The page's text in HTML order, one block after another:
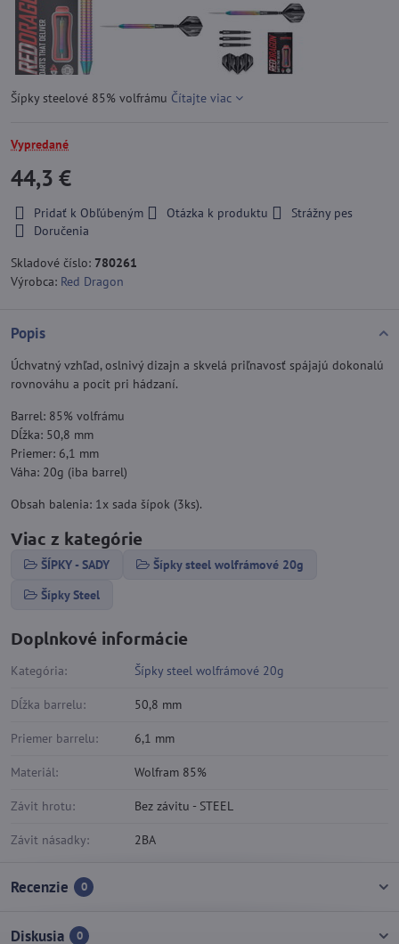
Šípky steelové 85% volfrámu Čítajte viac
Vypredané
44,3 €
Pridať k Obľúbeným Otázka k produktu
Strážny pes
Doručenia
Skladové číslo: 780261
Výrobca: Red Dragon
Popis
Úchvatný vzhľad, oslnivý dizajn a skvelá priľnavosť spájajú dokonalú
rovnováhu a pocit pri hádzaní.
Barrel: 85% volfrámu
Dĺžka: 50,8 mm
Priemer: 6,1 mm
Váha: 20g (iba barrel)
Obsah balenia: 1x sada šípok (3ks).
Viac z kategórie
ŠÍPKY - SADY
Šípky steel wolfrámové 20g
Šípky Steel
Doplnkové informácie
Kategória: Šípky steel wolfrámové 20g
Dĺžka barrelu: 50,8 mm
Priemer barrelu: 6,1 mm
Materiál: Wolfram 85%
Závit hrotu: Bez závitu - STEEL
Závit násadky: 2BA
Recenzie 0
Diskusia 0